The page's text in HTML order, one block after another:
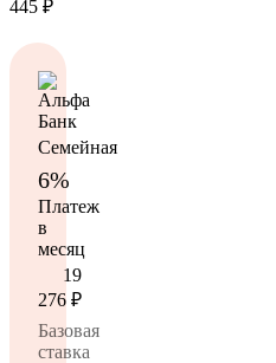
445 ₽
Семейная
6%
Платеж
в
месяц
19
276 ₽
Базовая
ставка